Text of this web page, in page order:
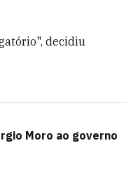
decidiu
Moro ao governo